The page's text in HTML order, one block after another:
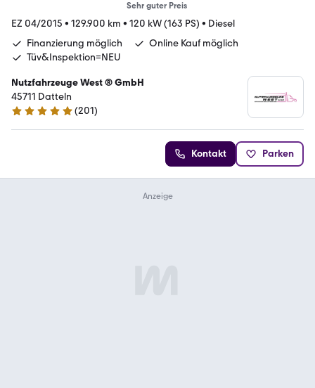
Sehr guter Preis
EZ 04/2015 • 129.900 km • 120 kW (163 PS) • Diesel
Finanzierung möglich
Online Kauf möglich
Tüv&Inspektion=NEU
Nutzfahrzeuge West ® GmbH
45711 Datteln
4.9 Sterne
(201)
Kontakt Parken